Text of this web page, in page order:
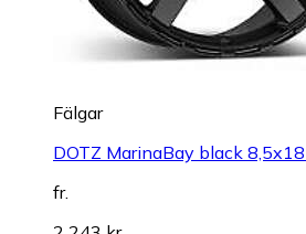
Fälgar
DOTZ MarinaBay black
fr.